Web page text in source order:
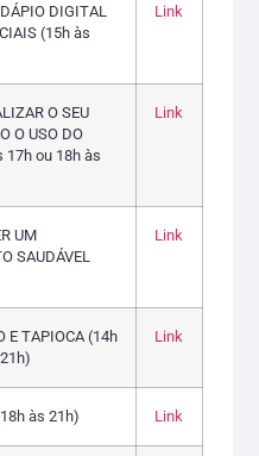
DIGITAL
(15h às
Link
O SEU
O USO DO
17h ou 18h às
Link
UM
SAUDÁVEL
Link
E TAPIOCA (14h
Link
às 21h) Link